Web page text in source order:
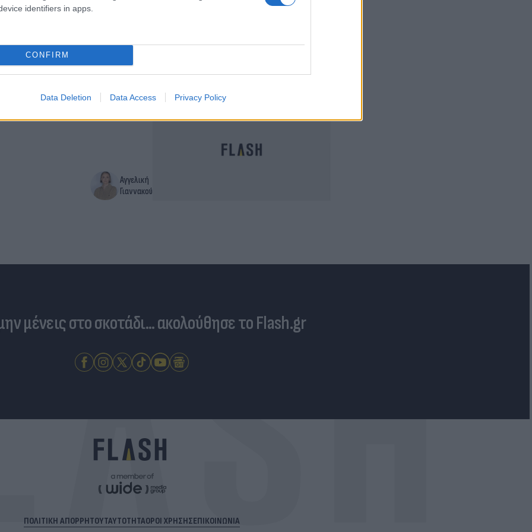
identifiers in apps.
CONFIRM
Data Deletion Data Access Privacy Policy
ο καθηγητής
Αγγελική
Ιούλιο [vid]
Αγγελική
Γιαννακού
μένεις στο σκοτάδι... ακολούθησε το Flash.gr
ΠΟΛΙΤΙΚΗ ΑΠΟΡΡΗΤΟΥΤΑΥΤΟΤΗΤΑΟΡΟΙ ΧΡΗΣΗΣΕΠΙΚΟΙΝΩΝΙΑ